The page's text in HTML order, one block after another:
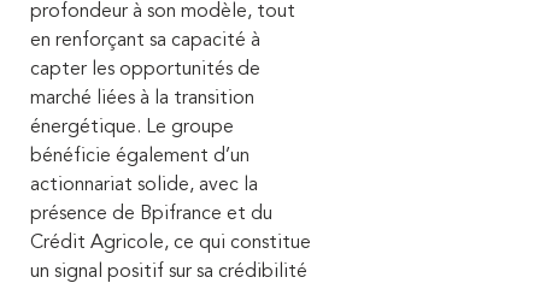
profondeur à son modèle, tout
en renforçant sa capacité à
capter les opportunités de
marché liées à la transition
énergétique. Le groupe
bénéficie également d’un
actionnariat solide, avec la
présence de Bpifrance et du
Crédit Agricole, ce qui constitue
un signal positif sur sa crédibilité